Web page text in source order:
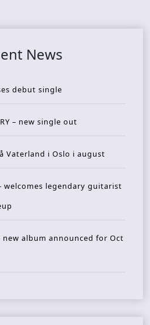
News
debut single
– new single out
Vaterland i Oslo i august
welcomes legendary guitarist
new album announced for Oct